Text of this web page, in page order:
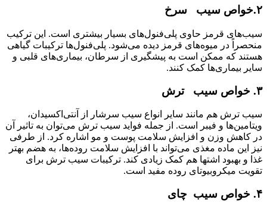
۲. خواص سیب سرخ
سیب‌های قرمز حاوی پلی‌فنول‌های بسیار بیشتری است. این ترکیب
منحصراً در میوه‌های قرمز دیده می‌شود. پلی‌فنول‌ها ترکیبات گیاهی
هستند که ممکن است به پیشگیری از سرطان، بیماری‌های قلبی و
سایر بیماری‌ها کمک کنند.
۳. خواص سیب ترش
سیب ترش هم مانند سایر انواع سیب سرشار از آنتی‌اکسیدان،
ویتامین‌ها و فیبر است. از جمله فواید سیب ترش می‌توان به تاثیر آن
در کاهش وزن و افزایش سلامت پوست و مو اشاره کرد. از طرفی
نیز این ماده مغذی می‌تواند با افزایش سلامت روده‌ها، به هضم بهتر
غذا و بهبود اشتها هم کمک زیادی کند. ترکیبات سیب ترش برای
تقویت میکروبیوتای روده مفید است.
۴. خواص سیب چای